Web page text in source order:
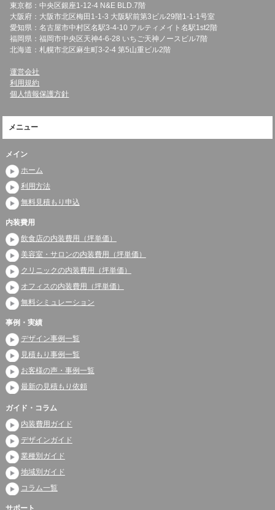
東京都：中央区銀座1-12-4 N&E BLD.7階
大阪府：大阪市北区梅田1-1-3 大阪駅前第3ビル29階1-1-1号室
愛知県：名古屋市中村区名駅3-4-10 アルティメイト名駅1st2階
福岡県：福岡市中央区天神4-6-28 いちご天神ノースビル7階
北海道：札幌市北区麻生町3-2-4 第5山重ビル2階
運営会社
利用規約
個人情報保護方針
メニュー
メイン
ホーム
利用方法
無料見積もり申込
内装費用
飲食店の内装費用（坪単価）
美容室・サロンの内装費用（坪単価）
クリニックの内装費用（坪単価）
オフィスの内装費用（坪単価）
無料シミュレーション
事例・実績
デザイン事例一覧
見積もり事例一覧
お客様の声・事例一覧
最新の見積もり依頼
ガイド・コラム
内装費用ガイド
デザインガイド
業種別ガイド
地域別ガイド
コラム一覧
サポート